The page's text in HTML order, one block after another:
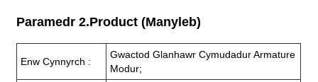
Paramedr 2.Product (Manyleb)
Enw Cynnyrch :
Gwactod Glanhawr Cymudadur Armature
Modur;